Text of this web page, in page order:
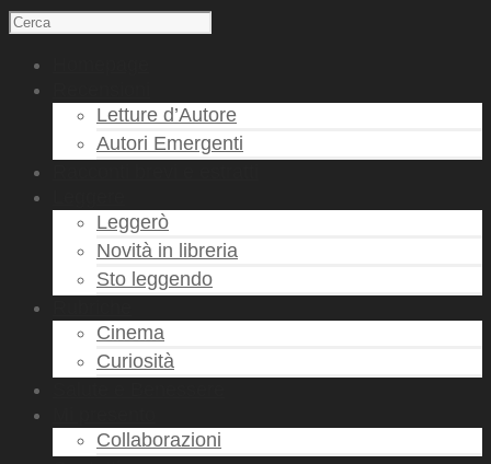
Letture d’Autore
Autori Emergenti
Leggerò
Novità in libreria
Sto leggendo
Cinema
Curiosità
Collaborazioni